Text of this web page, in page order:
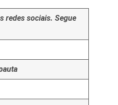
redes sociais. Segue